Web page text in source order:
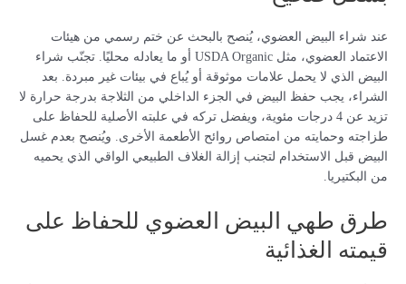
عند شراء البيض العضوي، يُنصح بالبحث عن ختم رسمي من هيئات
الاعتماد العضوي، مثل USDA Organic أو ما يعادله محليًا. تجنّب شراء
البيض الذي لا يحمل علامات موثوقة أو يُباع في بيئات غير مبردة. بعد
الشراء، يجب حفظ البيض في الجزء الداخلي من الثلاجة بدرجة حرارة لا
تزيد عن 4 درجات مئوية، ويفضل تركه في علبته الأصلية للحفاظ على
طزاجته وحمايته من امتصاص روائح الأطعمة الأخرى. ويُنصح بعدم غسل
البيض قبل الاستخدام لتجنب إزالة الغلاف الطبيعي الواقي الذي يحميه
من البكتيريا.
طرق طهي البيض العضوي للحفاظ على
قيمته الغذائية